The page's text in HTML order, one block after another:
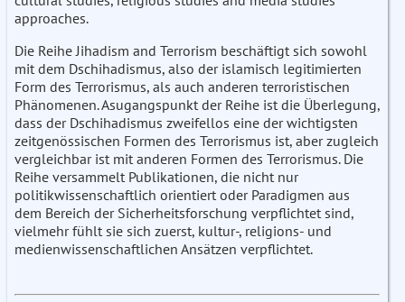
approaches.
Die Reihe Jihadism and Terrorism beschäftigt sich sowohl
mit dem Dschihadismus, also der islamisch legitimierten
Form des Terrorismus, als auch anderen terroristischen
Phänomenen. Asugangspunkt der Reihe ist die Überlegung,
dass der Dschihadismus zweifellos eine der wichtigsten
zeitgenössischen Formen des Terrorismus ist, aber zugleich
vergleichbar ist mit anderen Formen des Terrorismus. Die
Reihe versammelt Publikationen, die nicht nur
politikwissenschaftlich orientiert oder Paradigmen aus
dem Bereich der Sicherheitsforschung verpflichtet sind,
vielmehr fühlt sie sich zuerst, kultur-, religions- und
medienwissenschaftlichen Ansätzen verpflichtet.